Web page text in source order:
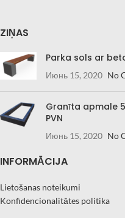
ZIŅAS
Parka sols ar
Июнь 15, 2020 No
Granīta apmale
PVN
Июнь 15, 2020 No
INFORMĀCIJA
Lietošanas noteikumi
Konfidencionalitātes politika